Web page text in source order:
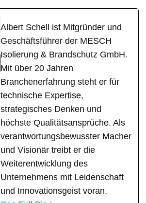
Albert Schell ist Mitgründer und
Geschäftsführer der MESCH
Isolierung & Brandschutz GmbH.
Mit über 20 Jahren
Branchenerfahrung steht er für
technische Expertise,
strategisches Denken und
höchste Qualitätsansprüche. Als
verantwortungsbewusster Macher
und Visionär treibt er die
Weiterentwicklung des
Unternehmens mit Leidenschaft
und Innovationsgeist voran.